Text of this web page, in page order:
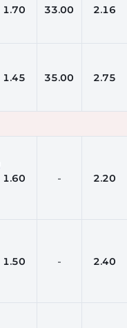
1.70 33.00 2.16
1.45 35.00 2.75
1.60 - 2.20
1.50 - 2.40